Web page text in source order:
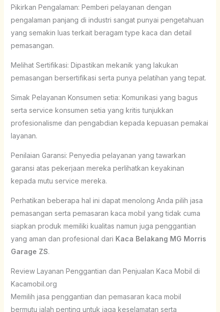
Pikirkan Pengalaman: Pemberi pelayanan dengan
pengalaman panjang di industri sangat punyai pengetahuan
yang semakin luas terkait beragam type kaca dan detail
pemasangan.
Melihat Sertifikasi: Dipastikan mekanik yang lakukan
pemasangan bersertifikasi serta punya pelatihan yang tepat.
Simak Pelayanan Konsumen setia: Komunikasi yang bagus
serta service konsumen setia yang kritis tunjukkan
profesionalisme dan pengabdian kepada kepuasan pemakai
layanan.
Penilaian Garansi: Penyedia pelayanan yang tawarkan
garansi atas pekerjaan mereka perlihatkan keyakinan
kepada mutu service mereka.
Perhatikan beberapa hal ini dapat menolong Anda pilih jasa
pemasangan serta pemasaran kaca mobil yang tidak cuma
siapkan produk memiliki kualitas namun juga penggantian
yang aman dan profesional dari Kaca Belakang MG Morris
Garage ZS.
Review Layanan Penggantian dan Penjualan Kaca Mobil di
Kacamobil.org
Memilih jasa penggantian dan pemasaran kaca mobil
bermutu ialah penting untuk jaga keselamatan serta